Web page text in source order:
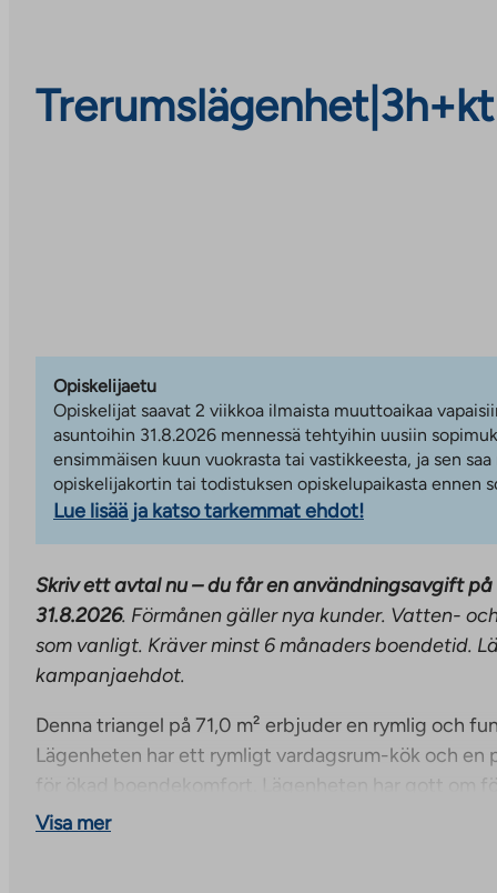
Trerumslägenhet| 3h+kt|
Opiskelijaetu
Opiskelijat saavat 2 viikkoa ilmaista muuttoaikaa
asuntoihin 31.8.2026 mennessä tehtyihin uusiin
ensimmäisen kuun vuokrasta tai vastikkeesta, ja sen
opiskelijakortin tai todistuksen opiskelupaikasta ennen
Lue lisää ja katso tarkemmat ehdot!
Skriv ett avtal nu – du får en användningsavgift
31.8.2026. Förmånen gäller nya kunder. Vatten-
som vanligt. Kräver minst 6 månaders boendetid.
kampanjaehdot.
Denna triangel på 71,0 m² erbjuder en rymlig och
Lägenheten har ett rymligt vardagsrum-kök och en
för ökad boendekomfort. Lägenheten har gott om
sovrummet har tillgång till en rymlig klädkammare.
Visa mer